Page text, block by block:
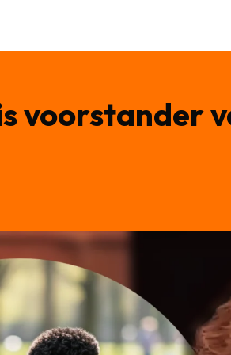
voorstander